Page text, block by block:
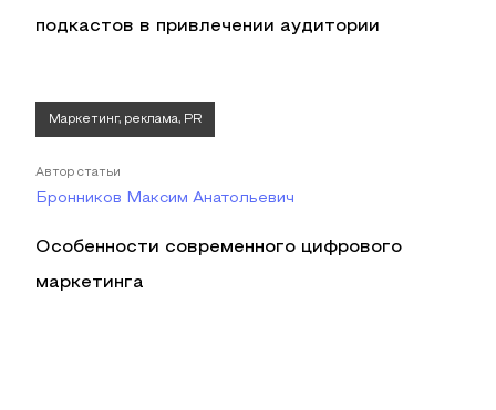
подкастов в привлечении аудитории
Маркетинг, реклама, PR
Автор статьи
Бронников Максим Анатольевич
Особенности современного цифрового
маркетинга